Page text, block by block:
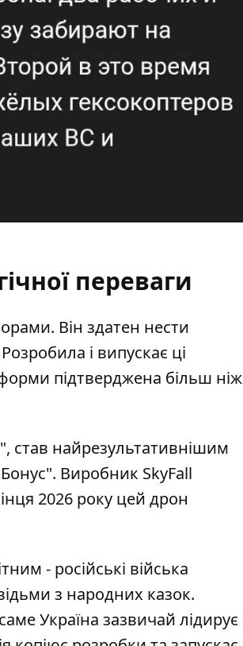
переваги
Він здатен нести
і випускає ці
підтверджена більш ніж
став найрезультативнішим
Виробник SkyFall
2026 року цей дрон
- російські війська
з народних казок.
Україна зазвичай лідирує